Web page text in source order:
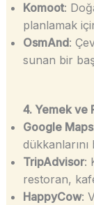
Komoot:
planlamak
OsmAnd:
sunan bir
4. Yemek ve
Google Maps
dükkanlarını
TripAdvisor:
restoran,
HappyCow: